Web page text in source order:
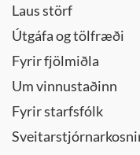
Laus störf
Útgáfa og tölfræði
Fyrir fjölmiðla
Um vinnustaðinn
Fyrir starfsfólk